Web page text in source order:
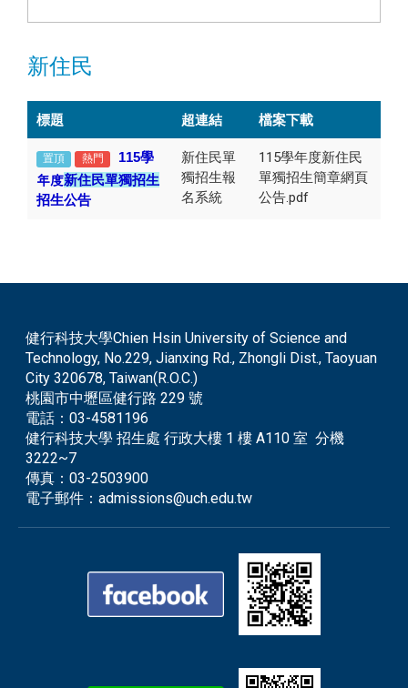
新住民
標題 超連結 檔案下載
置頂 熱門 115學
年度新住民單獨招生
招生公告
新住民單
獨招生報
名系統
115學年度新住民
單獨招生簡章網頁
公告.pdf
健行科技大學Chien Hsin University of Science and
Technology, No.229, Jianxing Rd., Zhongli Dist., Taoyuan
City 320678, Taiwan(R.O.C.)
桃園市中壢區健行路 229 號
電話：03-4581196
健行科技大學 招生處 行政大樓 1 樓 A110 室 分機
3222~7
傳真：03-2503900
電子郵件：admissions@uch.edu.tw